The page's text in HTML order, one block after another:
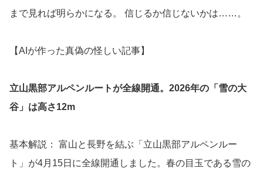
まで見れば明らかになる。 信じるか信じないかは……。
【AIが作った真偽の怪しい記事】
立山黒部アルペンルートが全線開通。2026年の「雪の大
谷」は高さ12m
基本解説： 富山と長野を結ぶ「立山黒部アルペンルー
ト」が4月15日に全線開通しました。春の目玉である雪の